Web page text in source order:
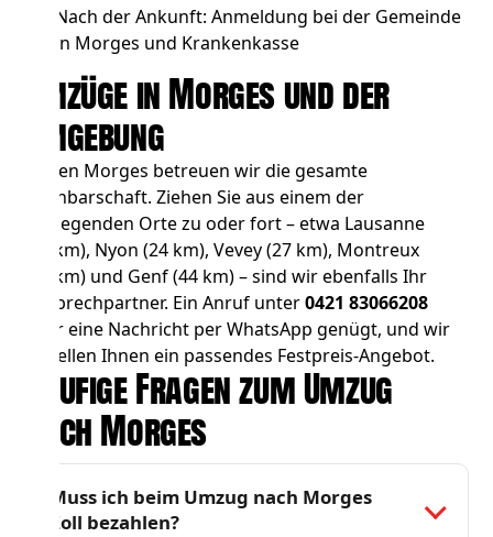
Nach der Ankunft: Anmeldung bei der Gemeinde
in Morges und Krankenkasse
Umzüge in Morges und der
Umgebung
Neben Morges betreuen wir die gesamte
Nachbarschaft. Ziehen Sie aus einem der
umliegenden Orte zu oder fort – etwa Lausanne
(10 km), Nyon (24 km),Vevey(27 km), Montreux
(33 km) und Genf(44 km) – sind wir ebenfalls Ihr
Ansprechpartner. Ein Anruf unter0421 83066208
oder eine Nachricht per WhatsApp genügt, und wir
erstellen Ihnen ein passendes Festpreis-Angebot.
Häufige Fragen zum Umzug
nach Morges
Muss ich beim Umzug nach Morges
Zoll bezahlen?